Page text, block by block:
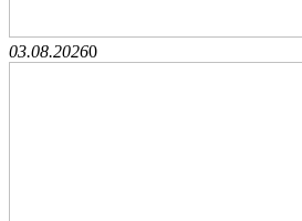
03.08.20260